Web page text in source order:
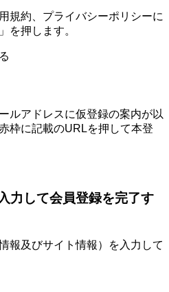
規約、プライバシーポリシーに
を押します。
ルアドレスに仮登録の案内が以
枠に記載のURLを押して本登
力して会員登録を完了す
報及びサイト情報）を入力して